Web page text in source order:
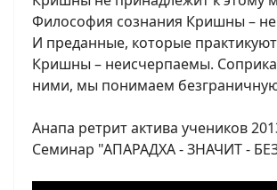
Философия сознания Кришны –
И преданные, которые
Кришны – неисчерпаемы.
ними, мы понимаем безграничную
Анапа ретрит актива учеников
Семинар "АПАРАДХА - ЗНАЧИТ -